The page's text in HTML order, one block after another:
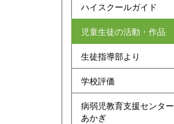
ハイスクールガイド
児童生徒の活動・作品
生徒指導部より
学校評価
病弱児教育支援センター
あかぎ